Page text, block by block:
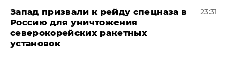
Запад призвали к рейду спецназа в
Россию для уничтожения
северокорейских ракетных
установок
23:31